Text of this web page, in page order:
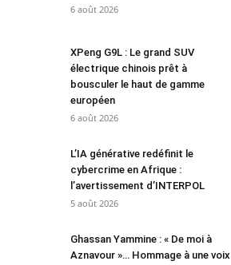
6 août 2026
XPeng G9L : Le grand SUV
électrique chinois prêt à
bousculer le haut de gamme
européen
6 août 2026
L’IA générative redéfinit le
cybercrime en Afrique :
l’avertissement d’INTERPOL
5 août 2026
Ghassan Yammine : « De moi à
Aznavour »… Hommage à une voix